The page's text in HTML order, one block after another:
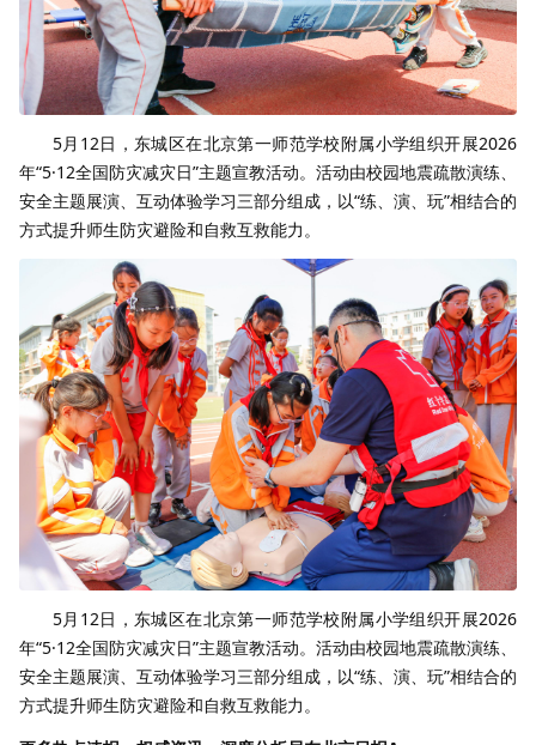
5月12日，东城区在北京第一师范学校附属小学组织开展2026
年“5·12全国防灾减灾日”主题宣教活动。活动由校园地震疏散演练、
安全主题展演、互动体验学习三部分组成，以“练、演、玩”相结合的
方式提升师生防灾避险和自救互救能力。
5月12日，东城区在北京第一师范学校附属小学组织开展2026
年“5·12全国防灾减灾日”主题宣教活动。活动由校园地震疏散演练、
安全主题展演、互动体验学习三部分组成，以“练、演、玩”相结合的
方式提升师生防灾避险和自救互救能力。